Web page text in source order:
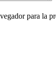
para la